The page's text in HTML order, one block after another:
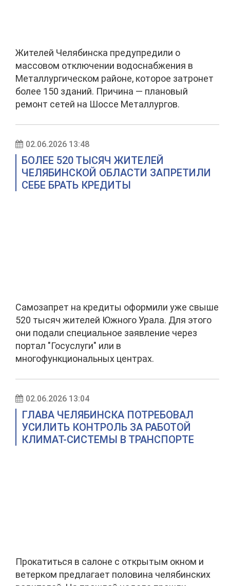
Жителей Челябинска предупредили о
массовом отключении водоснабжения в
Металлургическом районе, которое затронет
более 150 зданий. Причина — плановый
ремонт сетей на Шоссе Металлургов.
02.06.2026 13:48
БОЛЕЕ 520 ТЫСЯЧ ЖИТЕЛЕЙ
ЧЕЛЯБИНСКОЙ ОБЛАСТИ ЗАПРЕТИЛИ
СЕБЕ БРАТЬ КРЕДИТЫ
Самозапрет на кредиты оформили уже свыше
520 тысяч жителей Южного Урала. Для этого
они подали специальное заявление через
портал "Госуслуги" или в
многофункциональных центрах.
02.06.2026 13:04
ГЛАВА ЧЕЛЯБИНСКА ПОТРЕБОВАЛ
УСИЛИТЬ КОНТРОЛЬ ЗА РАБОТОЙ
КЛИМАТ-СИСТЕМЫ В ТРАНСПОРТЕ
Прокатиться в салоне с открытым окном и
ветерком предлагает половина челябинских